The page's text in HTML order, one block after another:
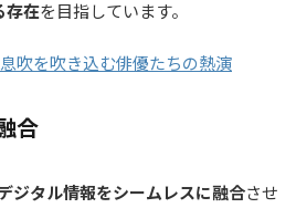
存在を目指しています。
吹を吹き込む俳優たちの熱演
合
ジタル情報をシームレスに融合させ